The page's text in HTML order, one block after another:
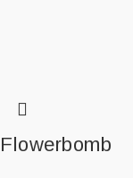
Flowerbomb